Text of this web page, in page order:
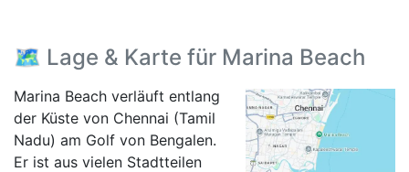
🗺️ Lage & Karte für Marina Beach
Marina Beach verläuft entlang
der Küste von Chennai (Tamil
Nadu) am Golf von Bengalen.
Er ist aus vielen Stadtteilen